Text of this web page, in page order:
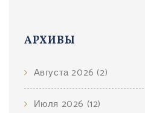
АРХИВЫ
Августа 2026 (2)
Июля 2026 (12)